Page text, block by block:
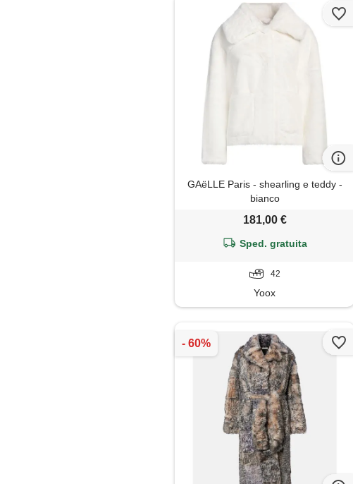
GAëLLE Paris - shearling e teddy -
bianco
181,00 €
Sped. gratuita
42
Yoox